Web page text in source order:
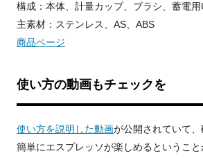
構成：本体、計量カップ、ブラシ、蓄電
主素材：ステンレス、AS、ABS
商品ページ
使い方の動画もチェックを
使い方を説明した動画が公開されていて
簡単にエスプレッソが楽しめるということ